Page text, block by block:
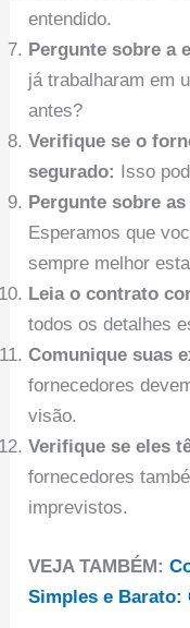
entendido.
Pergunte sobre a
já trabalharam em
antes?
Verifique se o
segurado: Isso
Pergunte sobre
Esperamos que
sempre melhor
Leia o contrato
todos os detalhes
Comunique suas
fornecedores
visão.
Verifique se eles
fornecedores
imprevistos.
VEJA TAMBÉM:
Simples e Barato: